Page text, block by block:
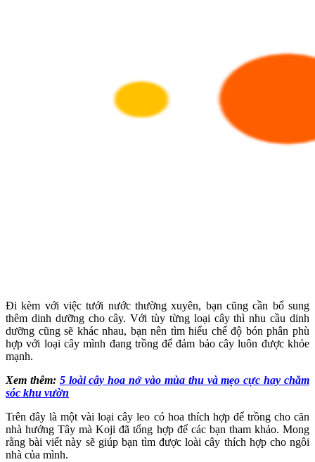
Đi kèm với việc tưới nước thường xuyên, bạn cũng cần bổ sung
thêm dinh dưỡng cho cây. Với tùy từng loại cây thì nhu cầu dinh
dưỡng cũng sẽ khác nhau, bạn nên tìm hiểu chế độ bón phân phù
hợp với loại cây mình đang trồng để đảm bảo cây luôn được khỏe
mạnh.
Xem thêm: 5 loài cây hoa nở vào mùa thu và mẹo cực hay chăm
sóc khu vườn
Trên đây là một vài loại cây leo có hoa thích hợp để trồng cho căn
nhà hướng Tây mà Koji đã tổng hợp để các bạn tham khảo. Mong
rằng bài viết này sẽ giúp bạn tìm được loài cây thích hợp cho ngôi
nhà của mình.